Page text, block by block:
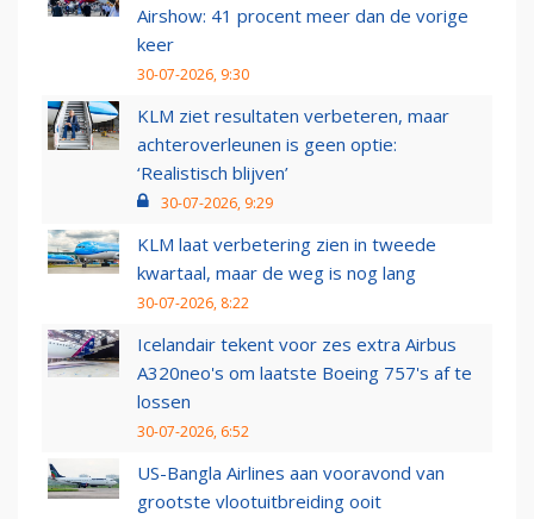
Airshow: 41 procent meer dan de vorige
keer
30-07-2026, 9:30
KLM ziet resultaten verbeteren, maar
achteroverleunen is geen optie:
‘Realistisch blijven’
30-07-2026, 9:29
KLM laat verbetering zien in tweede
kwartaal, maar de weg is nog lang
30-07-2026, 8:22
Icelandair tekent voor zes extra Airbus
A320neo's om laatste Boeing 757's af te
lossen
30-07-2026, 6:52
US-Bangla Airlines aan vooravond van
grootste vlootuitbreiding ooit